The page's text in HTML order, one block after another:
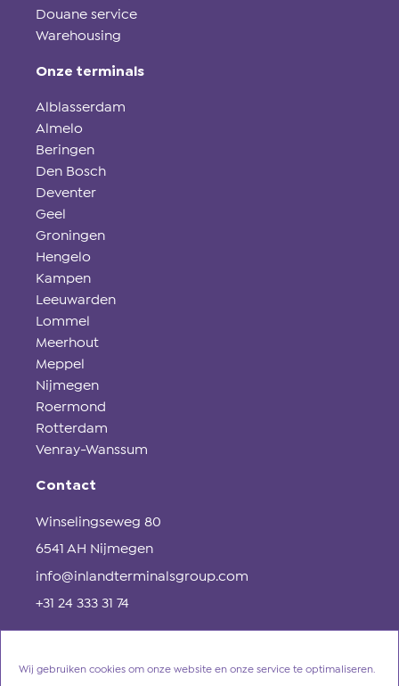
Wij gebruiken cookies om onze website en onze service te optimaliseren.
Douane service
Warehousing
Onze terminals
Alblasserdam
Almelo
Beringen
Den Bosch
Deventer
Geel
Groningen
Hengelo
Kampen
Leeuwarden
Lommel
Meerhout
Meppel
Nijmegen
Roermond
Rotterdam
Venray-Wanssum
Contact
Winselingseweg 80
6541 AH Nijmegen
info@inlandterminalsgroup.com
+31 24 333 31 74